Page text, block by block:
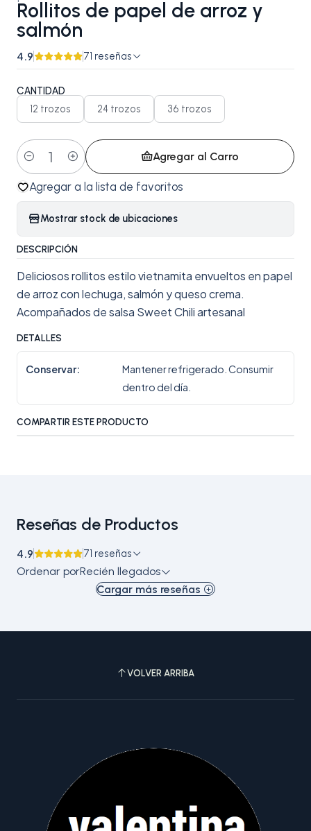
Rollitos de papel de arroz y
salmón
4.9 71 reseñas
CANTIDAD
12 trozos 24 trozos 36 trozos
Cantidad
Agregar al Carro
Agregar a la lista de favoritos
Mostrar stock de ubicaciones
DESCRIPCIÓN
Deliciosos rollitos estilo vietnamita envueltos en papel
de arroz con lechuga, salmón y queso crema.
Acompañados de salsa Sweet Chili artesanal
DETALLES
Conservar:
Mantener refrigerado. Consumir
dentro del día.
COMPARTIR ESTE PRODUCTO
Reseñas de Productos
4.9 71 reseñas
Ordenar porRecién llegados
Cargar más reseñas
VOLVER ARRIBA